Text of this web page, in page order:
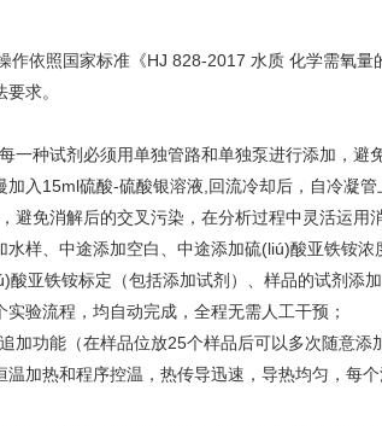
作依照国家标准《HJ 828-2017 水质 化学需氧
求。
一种试剂必须用单独管路和单独泵进行添加，避
入15ml硫酸-硫酸银溶液,回流冷却后，自冷凝管
避免消解后的交叉污染，在分析过程中灵活运用
样、中途添加空白、中途添加硫(liú)酸亚铁铵浓
)酸亚铁铵标定（包括添加试剂）、样品的试剂添
验流程，均自动完成，全程无需人工干预；
加功能（在样品位放25个样品后可以多次随意添
温加热和程序控温，热传导迅速，导热均匀，每